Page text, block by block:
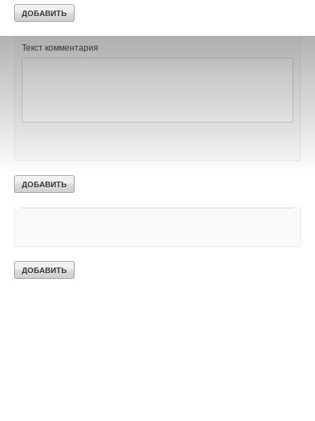
Текст комментария
Текст комментария
Добавить комментарий
Ваше имя *